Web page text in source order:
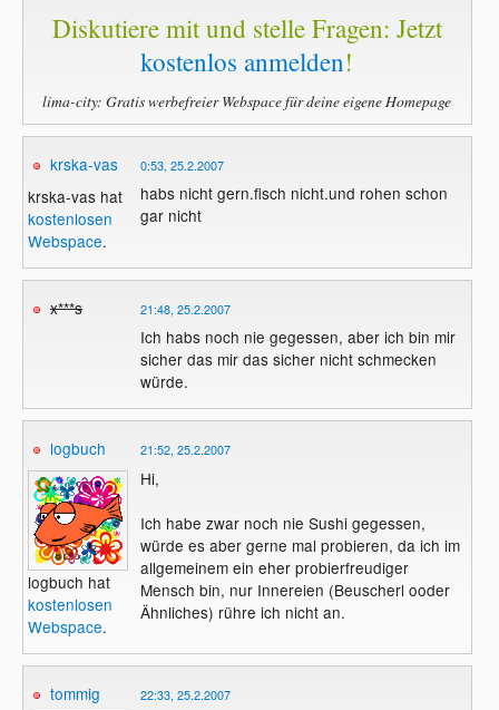
Diskutiere mit und stelle Fragen: Jetzt
kostenlos anmelden!
lima-city: Gratis werbefreier Webspace für deine eigene Homepage
krska-vas
krska-vas hat
kostenlosen
Webspace.
0:53, 25.2.2007
habs nicht gern.fisch nicht.und rohen schon
gar nicht
x***s 21:48, 25.2.2007
Ich habs noch nie gegessen, aber ich bin mir
sicher das mir das sicher nicht schmecken
würde.
logbuch
logbuch hat
kostenlosen
Webspace.
21:52, 25.2.2007
Hi,
Ich habe zwar noch nie Sushi gegessen,
würde es aber gerne mal probieren, da ich im
allgemeinem ein eher probierfreudiger
Mensch bin, nur Innereien (Beuscherl ooder
Ähnliches) rühre ich nicht an.
tommig 22:33, 25.2.2007